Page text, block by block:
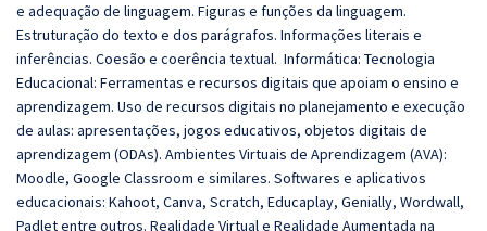
e adequação de linguagem. Figuras e funções da linguagem.
Estruturação do texto e dos parágrafos. Informações literais e
inferências. Coesão e coerência textual. Informática: Tecnologia
Educacional: Ferramentas e recursos digitais que apoiam o ensino e
aprendizagem. Uso de recursos digitais no planejamento e execução
de aulas: apresentações, jogos educativos, objetos digitais de
aprendizagem (ODAs). Ambientes Virtuais de Aprendizagem (AVA):
Moodle, Google Classroom e similares. Softwares e aplicativos
educacionais: Kahoot, Canva, Scratch, Educaplay, Genially, Wordwall,
Padlet entre outros. Realidade Virtual e Realidade Aumentada na